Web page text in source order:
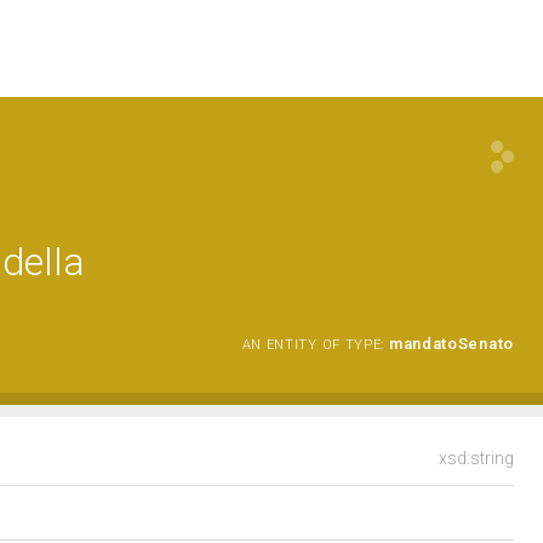
AN ENTITY OF TYPE: mandatoSenato
xsd:string